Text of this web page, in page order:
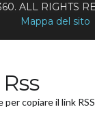
ALL RIGHTS
Mappa del sito
per copiare il link